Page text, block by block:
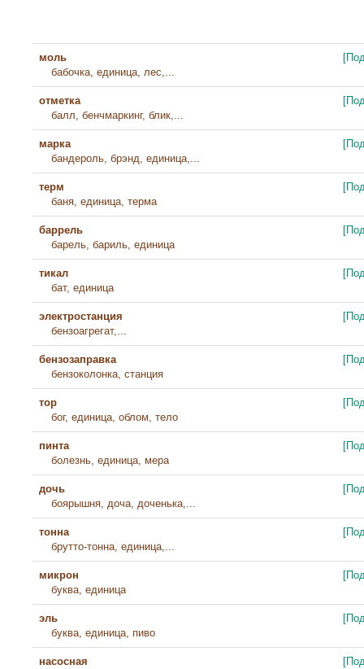
моль
бабочка, единица, лес,...
отметка
балл, бенчмаркинг, блик,...
марка
бандероль, брэнд, единица,...
терм
баня, единица, терма
баррель
барель, бариль, единица
тикал
бат, единица
электростанция
бензоагрегат,...
бензозаправка
бензоколонка, станция
тор
бог, единица, облом, тело
пинта
болезнь, единица, мера
дочь
боярышня, доча, доченька,...
тонна
брутто-тонна, единица,...
микрон
буква, единица
эль
буква, единица, пиво
насосная